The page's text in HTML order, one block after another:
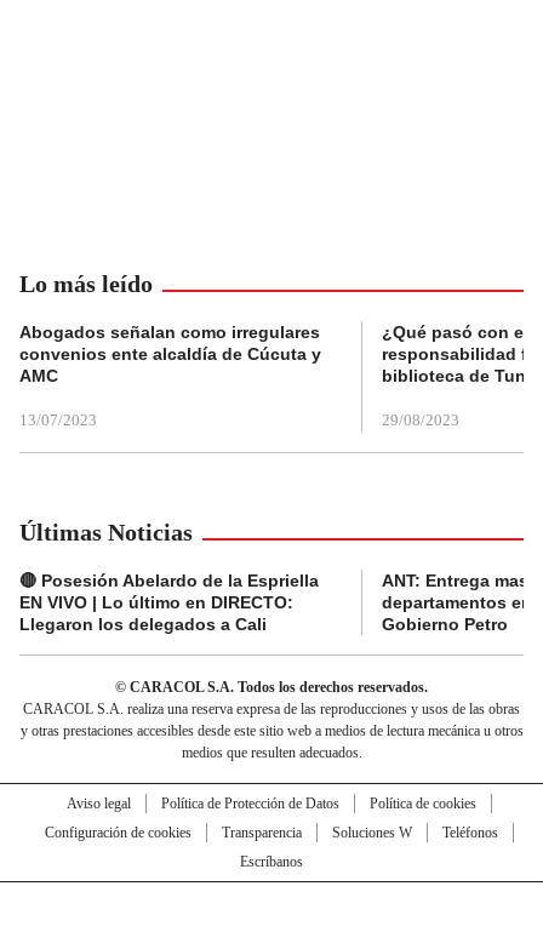
Lo más leído
Abogados señalan como irregulares
convenios ente alcaldía de Cúcuta y
AMC
13/07/2023
¿Qué pasó con el
responsabilidad
biblioteca de
29/08/2023
Últimas Noticias
🔴 Posesión Abelardo de la Espriella
EN VIVO | Lo último en DIRECTO:
Llegaron los delegados a Cali
ANT: Entrega
departamentos en
Gobierno Petro
© CARACOL S.A. Todos los derechos reservados.
CARACOL S.A. realiza una reserva expresa de las reproducciones y usos de las obras
y otras prestaciones accesibles desde este sitio web a medios de lectura mecánica u otros
medios que resulten adecuados.
Aviso legal Política de Protección de Datos
Política de cookies
Configuración de cookies
Transparencia Soluciones W
Teléfonos
Escríbanos